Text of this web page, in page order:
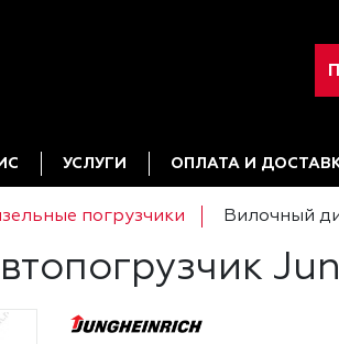
УСЛУГИ ОПЛАТА И
погрузчики Вилочный